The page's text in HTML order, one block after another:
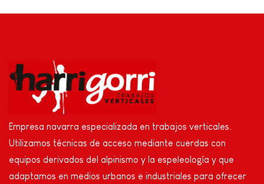
Empresa navarra especializada en trabajos verticales.
Utilizamos técnicas de acceso mediante cuerdas con
equipos derivados del alpinismo y la espeleología y que
adaptamos en medios urbanos e industriales para ofrecer